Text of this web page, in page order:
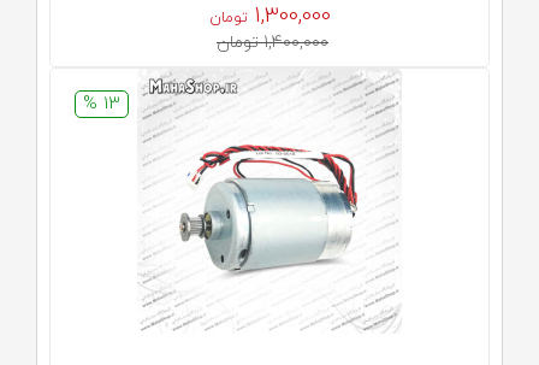
1,300,000 تومان
1,400,000 تومان
13 %